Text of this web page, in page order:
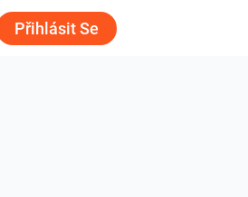
Přihlásit Se